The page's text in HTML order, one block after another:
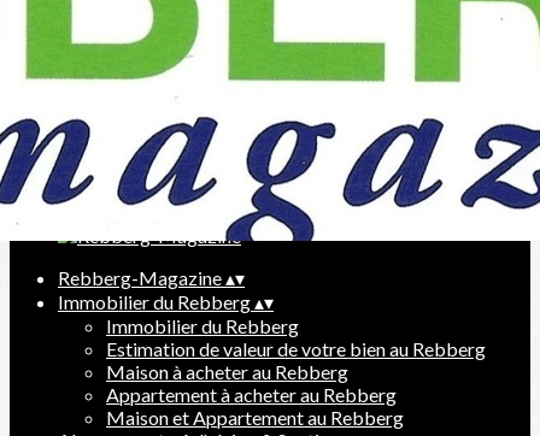
Exporter les lignes sélectionnées
Exporter toutes les colonnes
Exporter uniquement les colonnes affichées
Ajoutez un logo, un bouton, des réseaux sociaux
Cliquez pour éditer
Rebberg-Magazine▴▾
Immobilier du Rebberg▴▾
Immobilier du Rebberg
Estimation de valeur de votre bien au Rebberg
Maison à acheter au Rebberg
Appartement à acheter au Rebberg
Maison et Appartement au Rebberg